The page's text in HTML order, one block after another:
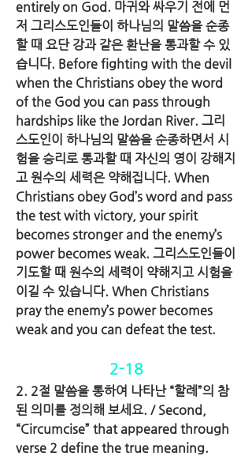
entirely on God. 마귀와 싸우기 전에 먼
저 그리스도인들이 하나님의 말씀을 순종
할 때 요단 강과 같은 환난을 통과할 수 있
습니다. Before fighting with the devil
when the Christians obey the word
of the God you can pass through
hardships like the Jordan River. 그리
스도인이 하나님의 말씀을 순종하면서 시
험을 승리로 통과할 때 자신의 영이 강해지
고 원수의 세력은 약해집니다. When
Christians obey God’s word and pass
the test with victory, your spirit
becomes stronger and the enemy’s
power becomes weak. 그리스도인들이
기도할 때 원수의 세력이 약해지고 시험을
이길 수 있습니다. When Christians
pray the enemy’s power becomes
weak and you can defeat the test.
2-18
2. 2절 말씀을 통하여 나타난 “할례”의 참
된 의미를 정의해 보세요. / Second,
“Circumcise” that appeared through
verse 2 define the true meaning.